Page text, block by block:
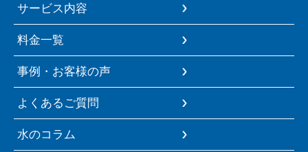
サービス内容
料金一覧
事例・お客様の声
よくあるご質問
水のコラム